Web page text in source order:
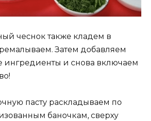
чеснок также кладем в
Затем добавляем
ингредиенты и снова включаем
пасту раскладываем по
баночкам, сверху